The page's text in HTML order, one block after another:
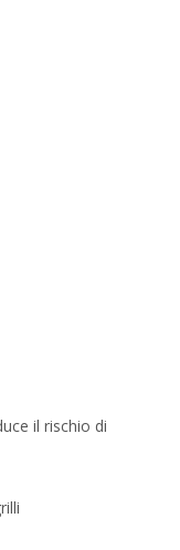
il rischio di